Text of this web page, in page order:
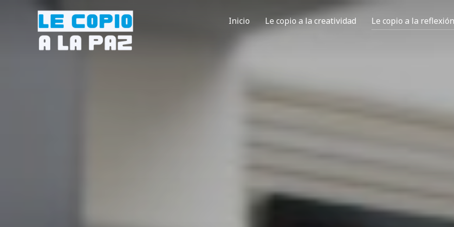
Inicio Le copio a la creatividad Le copio a la reflexión